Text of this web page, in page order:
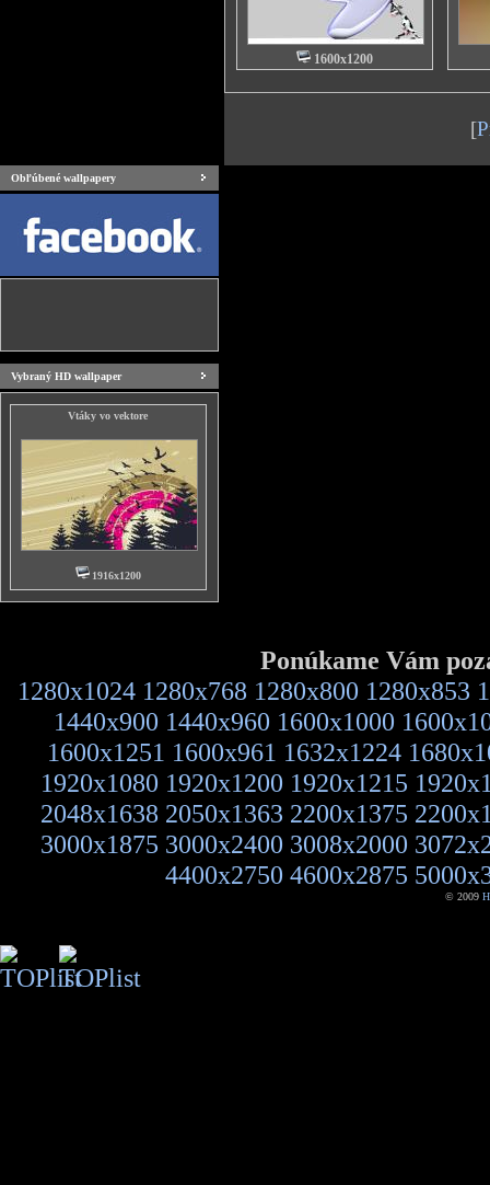
1600x1200
[
Obľúbené wallpapery
Vybraný HD wallpaper
Vtáky vo vektore
1916x1200
Ponúkame Vám
1280x1024 1280x768 1280x800 1280x853
1440x900 1440x960 1600x1000
1600x1251 1600x961 1632x1224
1920x1080 1920x1200 1920x1215
2048x1638 2050x1363 2200x1375
3000x1875 3000x2400 3008x2000
4400x2750 4600x2875
© 2009